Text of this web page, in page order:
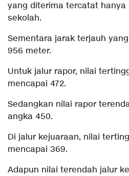
yang diterima tercatat hanya
sekolah.
Sementara jarak terjauh
956 meter.
Untuk jalur rapor, nilai
mencapai 472.
Sedangkan nilai rapor
angka 450.
Di jalur kejuaraan, nilai
mencapai 369.
Adapun nilai terendah jalur